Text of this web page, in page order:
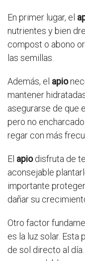
En primer lugar, el
nutrientes y bien
compost o abono
las semillas.
Además, el apio
mantener
asegurarse de que
pero no
regar con más
El apiodisfruta de
aconsejable
importante
dañar su
Otro factor
es la luz solar. Esta
de sol directo al